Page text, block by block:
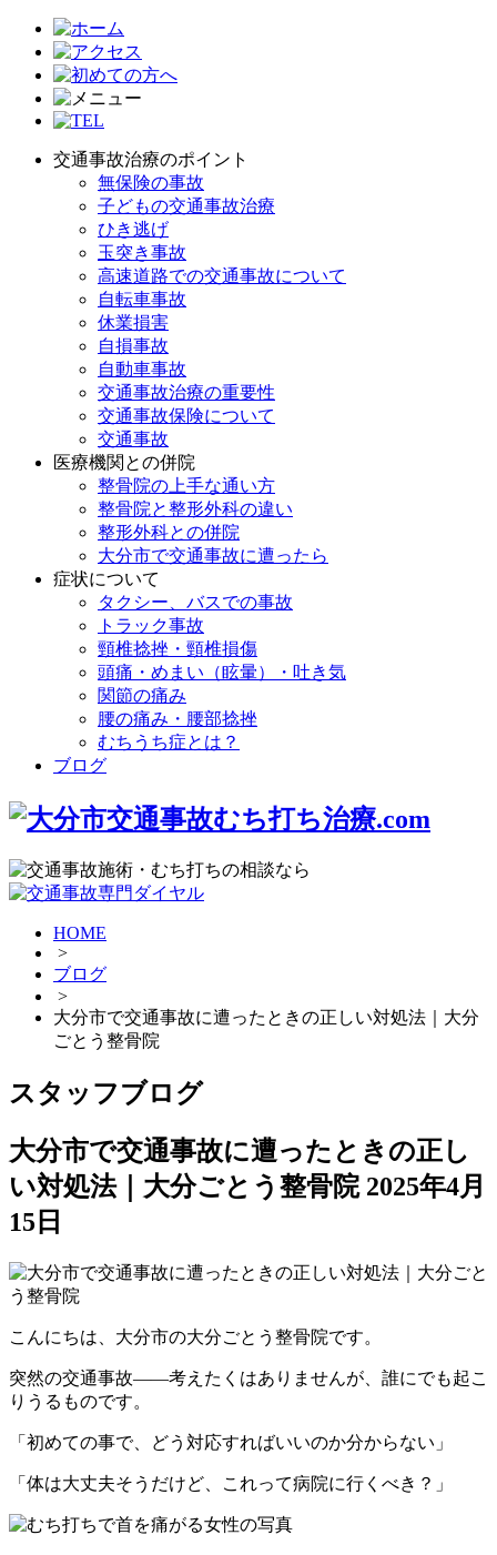
交通事故治療のポイント
無保険の事故
子どもの交通事故治療
ひき逃げ
玉突き事故
高速道路での交通事故について
自転車事故
休業損害
自損事故
自動車事故
交通事故治療の重要性
交通事故保険について
交通事故
医療機関との併院
整骨院の上手な通い方
整骨院と整形外科の違い
整形外科との併院
大分市で交通事故に遭ったら
症状について
タクシー、バスでの事故
トラック事故
頸椎捻挫・頸椎損傷
頭痛・めまい（眩暈）・吐き気
関節の痛み
腰の痛み・腰部捻挫
むちうち症とは？
ブログ
HOME
>
ブログ
>
大分市で交通事故に遭ったときの正しい対処法｜大分
ごとう整骨院
スタッフブログ
大分市で交通事故に遭ったときの正し
い対処法｜大分ごとう整骨院 2025年4月
15日
こんにちは、大分市の大分ごとう整骨院です。
突然の交通事故——考えたくはありませんが、誰にでも起こ
りうるものです。
「初めての事で、どう対応すればいいのか分からない」
「体は大丈夫そうだけど、これって病院に行くべき？」